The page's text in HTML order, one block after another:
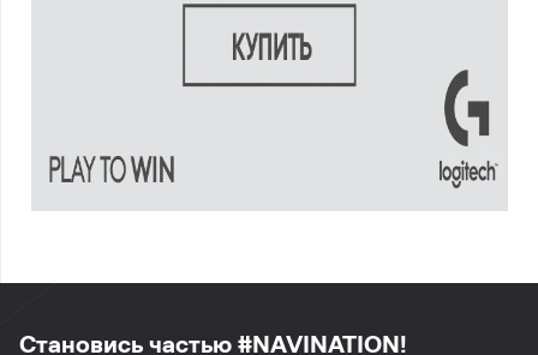
Становись частью #NAVINATION!